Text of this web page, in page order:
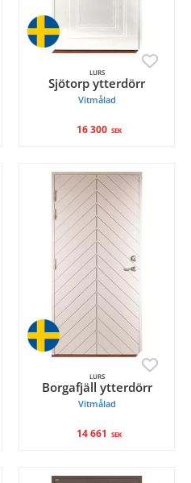
LURS
Sjötorp ytterdörr
Vitmålad
16 300 SEK
LURS
Borgafjäll ytterdörr
Vitmålad
14 661 SEK